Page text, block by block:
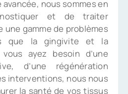
nous sommes en
et de traiter
gamme de problèmes
que la gingivite et la
ayez besoin d’une
d’une régénération
interventions, nous nous
la santé de vos tissus